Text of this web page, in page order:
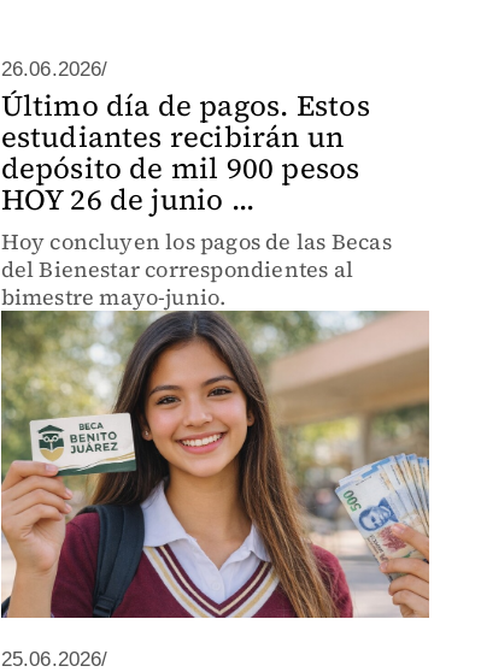
26.06.2026/
Último día de pagos. Estos
estudiantes recibirán un
depósito de mil 900 pesos
HOY 26 de junio ...
Hoy concluyen los pagos de las Becas
del Bienestar correspondientes al
bimestre mayo-junio.
25.06.2026/